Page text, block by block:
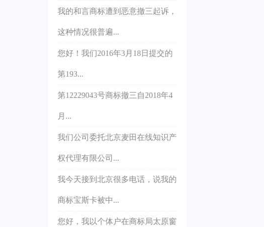
我的和言商标遭到恶意撤三起诉，
这种情况很普遍...
您好！我们2016年3月18日提交的
第193...
第12229043号商标撤三自2018年4
月...
我们公司委托北京麦田在线知识产
权代理有限公司...
我今天接到北京很多电话，说我的
商标宝斯卡被中...
您好，我以个体户在商标局太原窗